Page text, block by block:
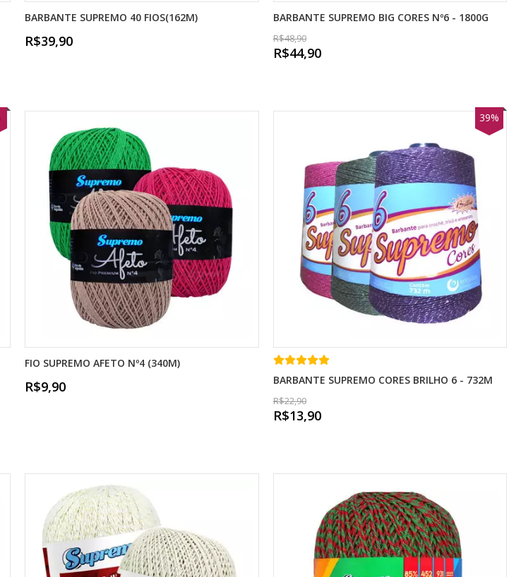
BARBANTE SUPREMO 40 FIOS(162M)
R$39,90
BARBANTE SUPREMO BIG CORES Nº6 - 1800G
R$48,90
R$44,90
FIO SUPREMO AFETO Nº4 (340M)
R$9,90 BARBANTE SUPREMO CORES BRILHO 6 - 732M
R$22,90
R$13,90
39%